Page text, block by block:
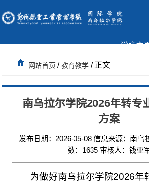
学校主
网站首页 /教育教学 / 正文
南乌拉尔学院2026年转专
方案
发布日期：2026-05-08 信息来源：南乌
数： 1635审核人：钱亚
为做好南乌拉尔学院2026年